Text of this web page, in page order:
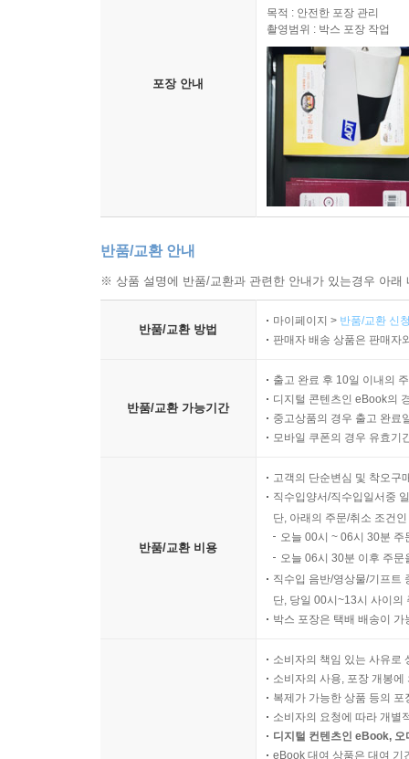
포장 안내
목적 : 안전한 포장 관리
촬영범위 : 박스 포장 작업
반품/교환 안내
※ 상품 설명에 반품/교환과 관련한 안내가 있는경우 아
반품/교환 방법
마이페이지 > 반품/교환 신
판매자 배송 상품은 판매자
반품/교환 가능기간
출고 완료 후 10일 이내의
디지털 콘텐츠인 eBook의
중고상품의 경우 출고 완료
모바일 쿠폰의 경우 유효기
반품/교환 비용
고객의 단순변심 및 착오구
직수입양서/직수입일서중
단, 아래의 주문/취소 조건
오늘 00시 ~ 06시 30분
오늘 06시 30분 이후 주
직수입 음반/영상물/기프트
단, 당일 00시~13시 사이의
박스 포장은 택배 배송이
소비자의 책임 있는 사유로
소비자의 사용, 포장 개봉
복제가 가능한 상품 등의
소비자의 요청에 따라 개별
디지털 컨텐츠인 eBook,
eBook 대여 상품은 대여 기